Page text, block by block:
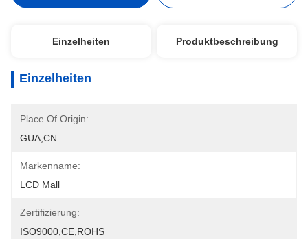
Einzelheiten Produktbeschreibung
Einzelheiten
Place Of Origin:
GUA,CN
Markenname:
LCD Mall
Zertifizierung:
ISO9000,CE,ROHS